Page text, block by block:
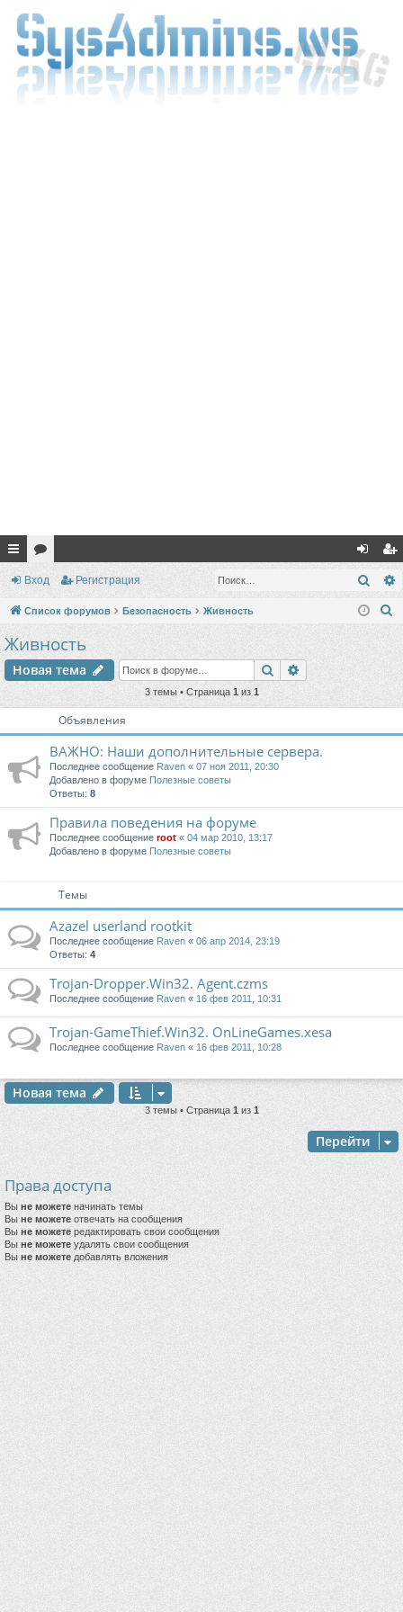
с
ы
и
ор хо
д
ег
ис
Вход Регистрация
Список форумов Безопасность Живность
Живность
Новая тема Поиск
3 темы • Страница 1из 1
Объявления
ВАЖНО: Наши дополнительные сервера.
Последнее сообщение Raven « 07 ноя 2011, 20:30
Добавлено в форуме Полезные советы
Ответы: 8
Правила поведения на форуме
Последнее сообщение root « 04 мар 2010, 13:17
Добавлено в форуме Полезные советы
Темы
Azazel userland rootkit
Последнее сообщение Raven « 06 апр 2014, 23:19
Ответы: 4
Trojan-Dropper.Win32. Agent.czms
Последнее сообщение Raven « 16 фев 2011, 10:31
Trojan-GameThief.Win32. OnLineGames.xesa
Последнее сообщение Raven « 16 фев 2011, 10:28
Новая тема
3 темы • Страница 1 из 1
Перейти
Права доступа
Вы не можете начинать темы
Вы не можете отвечать на сообщения
Вы не можете редактировать свои сообщения
Вы не можете удалять свои сообщения
Вы не можете добавлять вложения